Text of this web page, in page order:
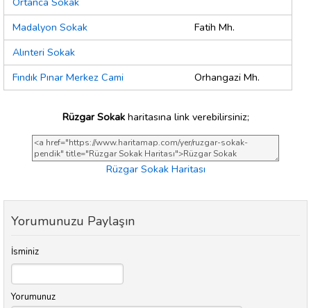
Madalyon Sokak
Fatih Mh.
Alınteri Sokak
Fındık Pınar Merkez Cami
Orhangazi Mh.
Rüzgar Sokakharitasına link verebilirsiniz;
Rüzgar Sokak Haritası
Yorumunuzu Paylaşın
İsminiz
Yorumunuz